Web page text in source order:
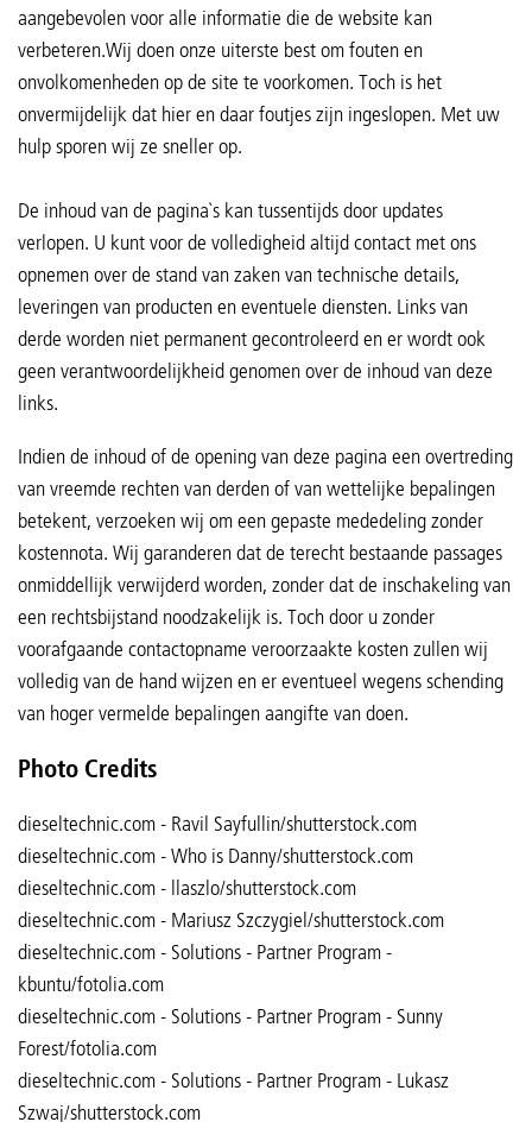
aangebevolen voor alle informatie die de website kan
verbeteren.Wij doen onze uiterste best om fouten en
onvolkomenheden op de site te voorkomen. Toch is het
onvermijdelijk dat hier en daar foutjes zijn ingeslopen. Met uw
hulp sporen wij ze sneller op.
De inhoud van de pagina`s kan tussentijds door updates
verlopen. U kunt voor de volledigheid altijd contact met ons
opnemen over de stand van zaken van technische details,
leveringen van producten en eventuele diensten. Links van
derde worden niet permanent gecontroleerd en er wordt ook
geen verantwoordelijkheid genomen over de inhoud van deze
links.
Indien de inhoud of de opening van deze pagina een overtreding
van vreemde rechten van derden of van wettelijke bepalingen
betekent, verzoeken wij om een gepaste mededeling zonder
kostennota. Wij garanderen dat de terecht bestaande passages
onmiddellijk verwijderd worden, zonder dat de inschakeling van
een rechtsbijstand noodzakelijk is. Toch door u zonder
voorafgaande contactopname veroorzaakte kosten zullen wij
volledig van de hand wijzen en er eventueel wegens schending
van hoger vermelde bepalingen aangifte van doen.
Photo Credits
dieseltechnic.com - Ravil Sayfullin/shutterstock.com
dieseltechnic.com - Who is Danny/shutterstock.com
dieseltechnic.com - llaszlo/shutterstock.com
dieseltechnic.com - Mariusz Szczygiel/shutterstock.com
dieseltechnic.com - Solutions - Partner Program -
kbuntu/fotolia.com
dieseltechnic.com - Solutions - Partner Program - Sunny
Forest/fotolia.com
dieseltechnic.com - Solutions - Partner Program - Lukasz
Szwaj/shutterstock.com